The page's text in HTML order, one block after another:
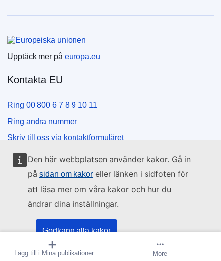
Den här webbplatsen använder kakor. Gå in
på sidan om kakor eller länken i sidfoten för
att läsa mer om våra kakor och hur du
ändrar dina inställningar.
Godkänn alla kakor
Godkänna bara nödvändiga kakor
Lägg till i Mina publikationer Skapa bevakning
More
Upptäck mer på europa.eu
Kontakta EU
Ring 00 800 6 7 8 9 10 11
Ring andra nummer
Skriv till oss via kontaktformuläret
Besök ett EU-centrum
Sociala medier
Hitta oss i sociala medier
EU:s institutioner och organ
Hitta alla EU-institutioner och EU-organ